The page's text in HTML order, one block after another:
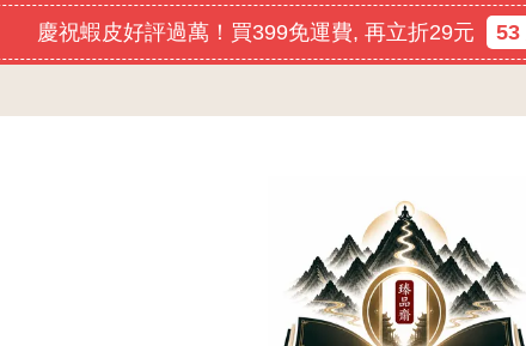
慶祝蝦皮好評過萬！買399免運費, 再立折29元 53